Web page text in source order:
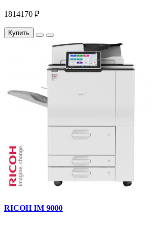
1814170 ₽
Купить
RICOH IM 9000